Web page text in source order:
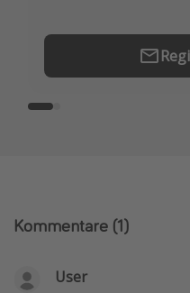
Kommentare (1)
User